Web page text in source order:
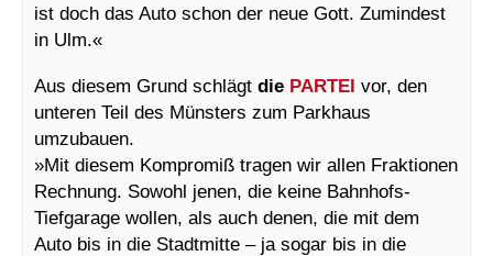
ist doch das Auto schon der neue Gott. Zumindest
in Ulm.«
Aus diesem Grund schlägt die PARTEI vor, den
unteren Teil des Münsters zum Parkhaus
umzubauen.
»Mit diesem Kompromiß tragen wir allen Fraktionen
Rechnung. Sowohl jenen, die keine Bahnhofs-
Tiefgarage wollen, als auch denen, die mit dem
Auto bis in die Stadtmitte – ja sogar bis in die